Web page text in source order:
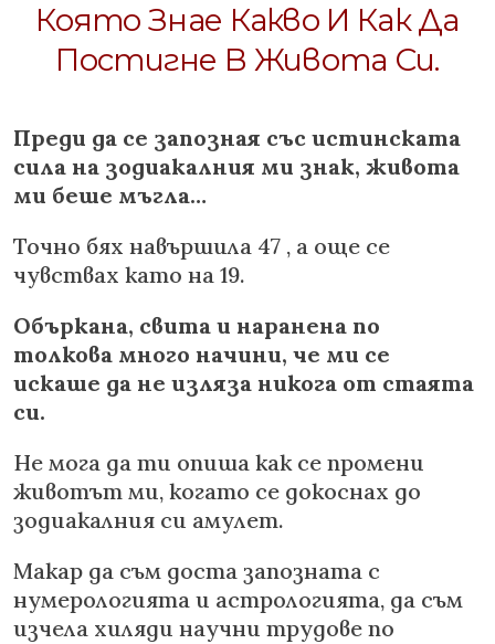
Която Знае Какво И Как Да
Постигне В Живота Си.
Преди да се запозная със истинската
сила на зодиакалния ми знак, живота
ми беше мъгла…
Точно бях навършила 47 , а още се
чувствах като на 19.
Объркана, свита и наранена по
толкова много начини, че ми се
искаше да не изляза никога от стаята
си.
Не мога да ти опиша как се промени
животът ми, когато се докоснах до
зодиакалния си амулет.
Макар да съм доста запозната с
нумерологията и астрологията, да съм
изчела хиляди научни трудове по